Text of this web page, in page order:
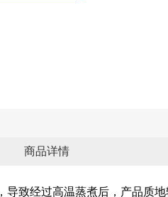
商品详情
致经过高温蒸煮后，产品质